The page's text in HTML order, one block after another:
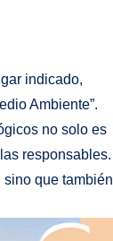
indicado,
Ambiente”.
no solo es
responsables.
sino que también